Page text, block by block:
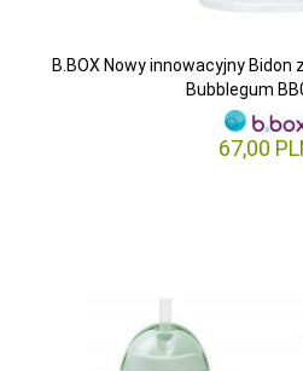
B.BOX Nowy innowacyjny Bidon
Bubblegum
67,00